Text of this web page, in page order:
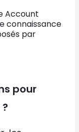
Account
connaissance
par
pour